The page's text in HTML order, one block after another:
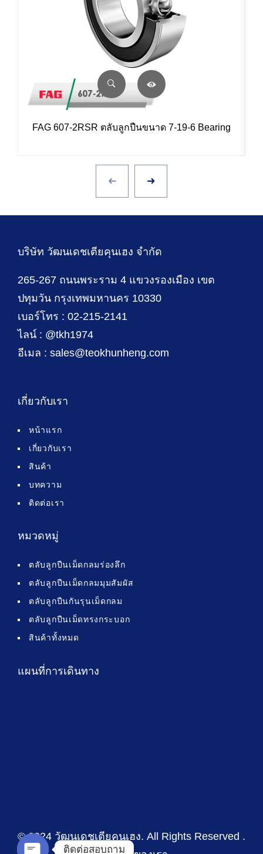
FAG 607-2RSR ตลับลูกปืนขนาด 7-19-6 Bearing
บริษัท วัฒนเดชเตียคุนเฮง จำกัด
265-267 ถนนพระราม 4 แขวงรองเมือง เขต
ปทุมวัน กรุงเทพมหานคร 10330
เบอร์โทร : 02-215-2141
ไลน์ : @tkh1974
อีเมล : sales@teokhunheng.com
เกี่ยวกับเรา
หน้าแรก
เกี่ยวกับเรา
สินค้า
บทความ
ติดต่อเรา
หมวดหมู่
ตลับลูกปืนเม็ดกลมร่องลึก
ตลับลูกปืนเม็ดกลมมุมสัมผัส
ตลับลูกปืนกันรุนเม็ดกลม
ตลับลูกปืนเม็ดทรงกระบอก
สินค้าทั้งหมด
แผนที่การเดินทาง
© 2024 วัฒนเดชเตียคุนเฮง. All Rights Reserved .
ติดต่อสอบถาม